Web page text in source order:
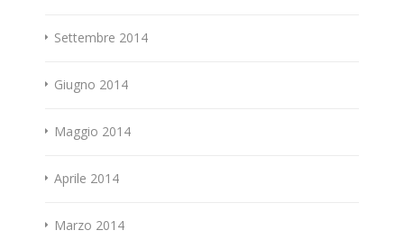
Settembre 2014
Giugno 2014
Maggio 2014
Aprile 2014
Marzo 2014